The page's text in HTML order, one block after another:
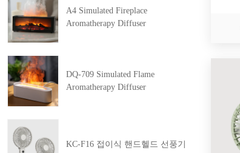
A4 Simulated Fireplace
Aromatherapy Diffuser
DQ-709 Simulated Flame
Aromatherapy Diffuser
KC-F16 접이식 핸드헬드 선풍기